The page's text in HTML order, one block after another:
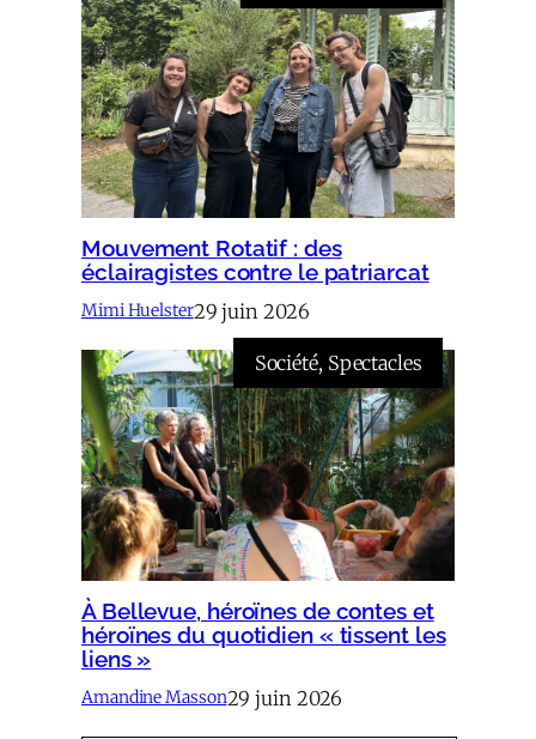
Mouvement Rotatif : des
éclairagistes contre le patriarcat
Mimi Huelster29 juin 2026
Société, Spectacles
À Bellevue, héroïnes de contes et
héroïnes du quotidien « tissent les
liens »
Amandine Masson29 juin 2026